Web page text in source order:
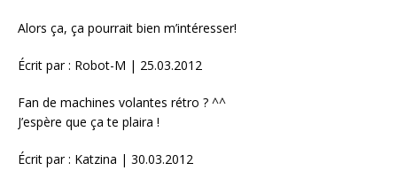
Alors ça, ça pourrait bien m’intéresser!
Écrit par : Robot-M | 25.03.2012
Fan de machines volantes rétro ? ^^
J’espère que ça te plaira !
Écrit par : Katzina | 30.03.2012